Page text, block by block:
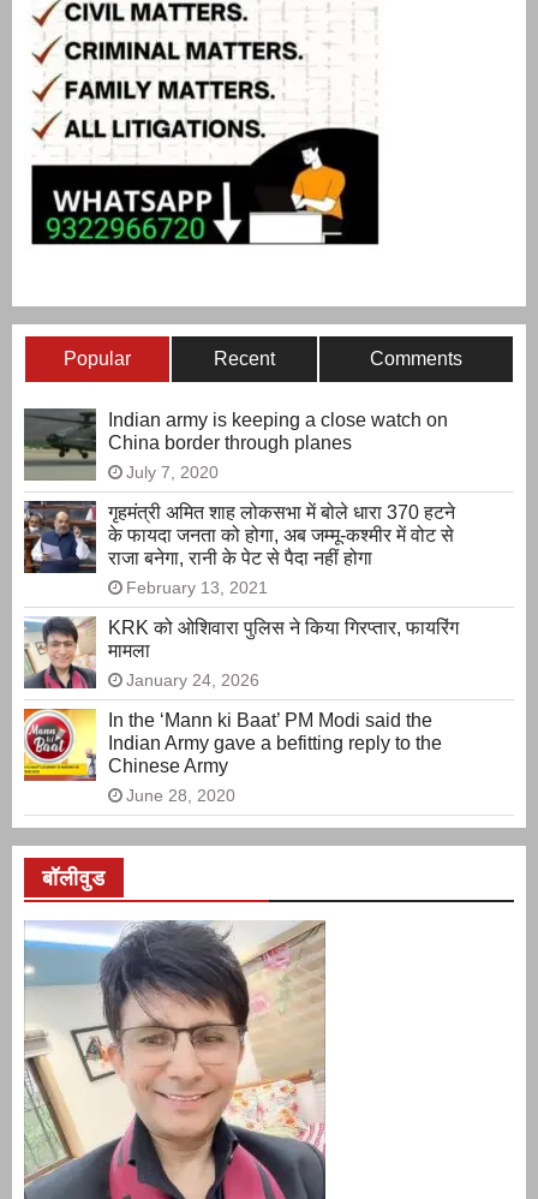
Popular Recent Comments
Indian army is keeping a close watch on
China border through planes
July 7, 2020
गृहमंत्री अमित शाह लोकसभा में बोले धारा 370 हटने
के फायदा जनता को होगा, अब जम्मू-कश्मीर में वोट से
राजा बनेगा, रानी के पेट से पैदा नहीं होगा
February 13, 2021
KRK को ओशिवारा पुलिस ने किया गिरप्तार, फायरिंग
मामला
January 24, 2026
In the ‘Mann ki Baat’ PM Modi said the
Indian Army gave a befitting reply to the
Chinese Army
June 28, 2020
बॉलीवुड